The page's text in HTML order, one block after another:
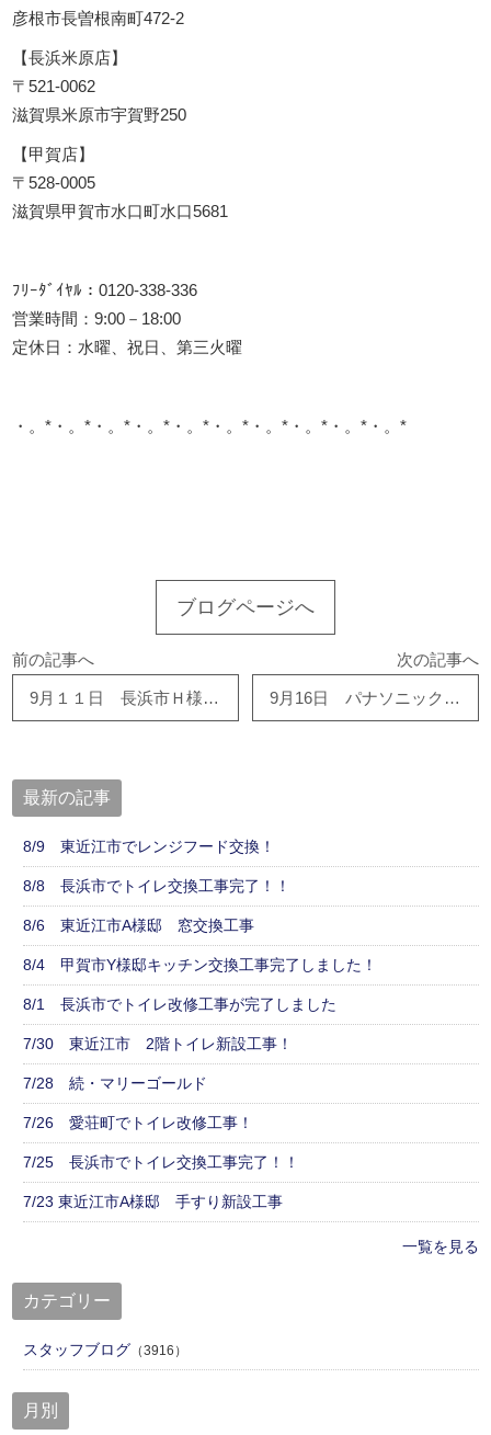
彦根市長曽根南町472-2
【長浜米原店】
〒521-0062
滋賀県米原市宇賀野250
【甲賀店】
〒528-0005
滋賀県甲賀市水口町水口5681
ﾌﾘｰﾀﾞｲﾔﾙ：0120-338-336
営業時間：9:00－18:00
定休日：水曜、祝日、第三火曜
・。*・。*・。*・。*・。*・。*・。*・。*・。*・。*
ブログページへ
前の記事へ
9月１１日 長浜市Ｈ様邸にて屋根修繕工事をご依頼いただきました。有難う御座います！！
次の記事へ
9月16日 パナソニック アラウーノSⅡ、取り付け完了しました！
最新の記事
8/9 東近江市でレンジフード交換！
8/8 長浜市でトイレ交換工事完了！！
8/6 東近江市A様邸 窓交換工事
8/4 甲賀市Y様邸キッチン交換工事完了しました！
8/1 長浜市でトイレ改修工事が完了しました
7/30 東近江市 2階トイレ新設工事！
7/28 続・マリーゴールド
7/26 愛荘町でトイレ改修工事！
7/25 長浜市でトイレ交換工事完了！！
7/23 東近江市A様邸 手すり新設工事
一覧を見る
カテゴリー
スタッフブログ （3916）
月別